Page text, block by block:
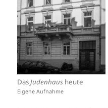
DasJudenhaus heute
Eigene Aufnahme